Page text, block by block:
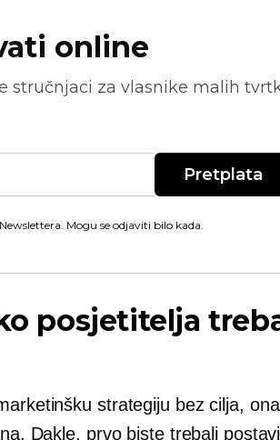
online
stručnjaci za vlasnike malih
Pretplata
Mogu se odjaviti bilo kada.
posjetitelja
strategiju bez cilja,
Dakle, prvo biste trebali